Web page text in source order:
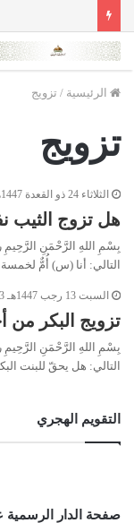
الرئيسية / تزويج
تزويج
الثلاثاء 24 ذو القعدة 1447هـ 12-5-2026م
هل تزوج الثيب
التالي: أنا (س) أُمٌّ لخمسة
السبت 13 رجب 1447هـ 3-1-2026م
تزويج البكر من
التالي: هل يحقّ للبنت
التقويم الهجري
صفحة الدار الرسمية